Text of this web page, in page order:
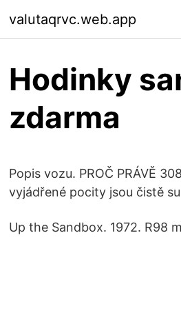
valutaqrvc.web.app
Hodinky
zdarma
Popis vozu. PROČ PRÁVĚ
vyjádřené pocity jsou čistě
Up the Sandbox. 1972. R98